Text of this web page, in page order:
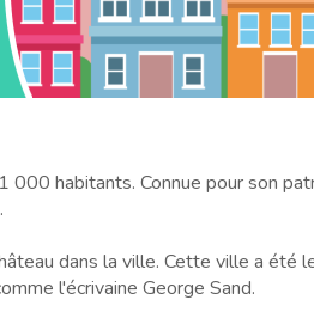
habitants. Connue pour son
dans la ville. Cette ville a été
l'écrivaine George Sand.